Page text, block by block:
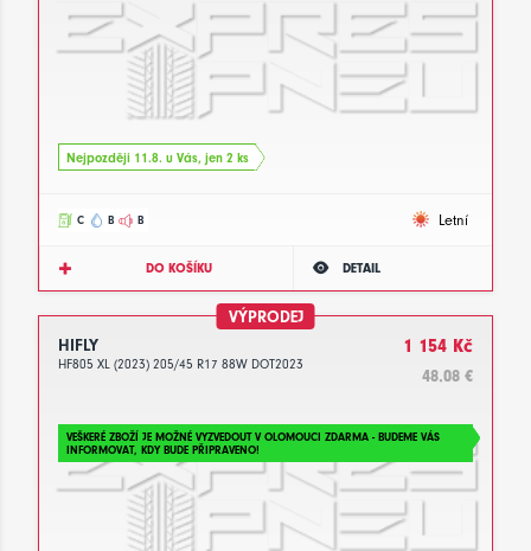
Nejpozději 11.8. u Vás, jen 2 ks
C B B Letní
DO KOŠÍKU DETAIL
VÝPRODEJ
HIFLY
HF805 XL (2023) 205/45 R17 88W DOT2023
1 154 Kč
48.08 €
VEŠKERÉ ZBOŽÍ JE MOŽNÉ VYZVEDOUT V OLOMOUCI ZDARMA - BUDEME VÁS
INFORMOVAT, KDY BUDE PŘIPRAVENO!